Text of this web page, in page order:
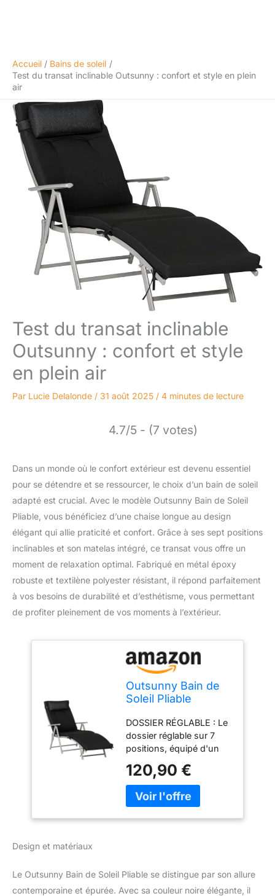
Accueil
Bains de soleil
Test du transat inclinable Outsunny : confort et style en plein
air
Test du transat inclinable
Outsunny : confort et style
en plein air
Par Lucie Delalonde / 31 août 2025 / 4 minutes de lecture
4.7/5 - (7 votes)
Dans un monde où le confort extérieur est devenu essentiel
pour se détendre et se ressourcer, le choix d’un bain de soleil
adapté est crucial. Avec le modèle Outsunny Bain de Soleil
Pliable, vous bénéficiez d’une chaise longue au design
élégant qui allie praticité et confort. Grâce à ses sept positions
inclinables et son matelas intégré, ce transat vous offre un
moment de relaxation optimal. Fabriqué en métal époxy
robuste et textilène polyester résistant, il répond parfaitement
à vos besoins de durabilité et d’esthétisme, vous permettant
de profiter pleinement de vos moments à l’extérieur.
Outsunny Bain de
Soleil Pliable
Charge 165 kg Noir
DOSSIER RÉGLABLE : Le
dossier réglable sur 7
positions, équipé d'un
permet de choisir parmi
sept niveaux de confort,
jusqu'à un angle de 150
longévité non seulement
pour cet été, mais aussi
120,90 €
Design et matériaux
Le Outsunny Bain de Soleil Pliable se distingue par son allure
contemporaine et épurée. Avec sa couleur noire élégante, il